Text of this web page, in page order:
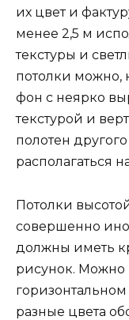
их цвет и
менее 2,5 м
текстуры и
потолки можно,
фон с неярко
текстурой и
полотен
располагаться
Потолки
совершенно
должны иметь
рисунок. Можно
разные цвета